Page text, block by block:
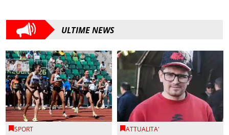
ULTIME NEWS
SPORT ATTUALITA'